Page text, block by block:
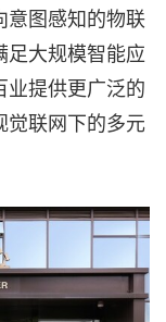
意图感知的物联
足大规模智能应
业提供更广泛的
觉联网下的多元